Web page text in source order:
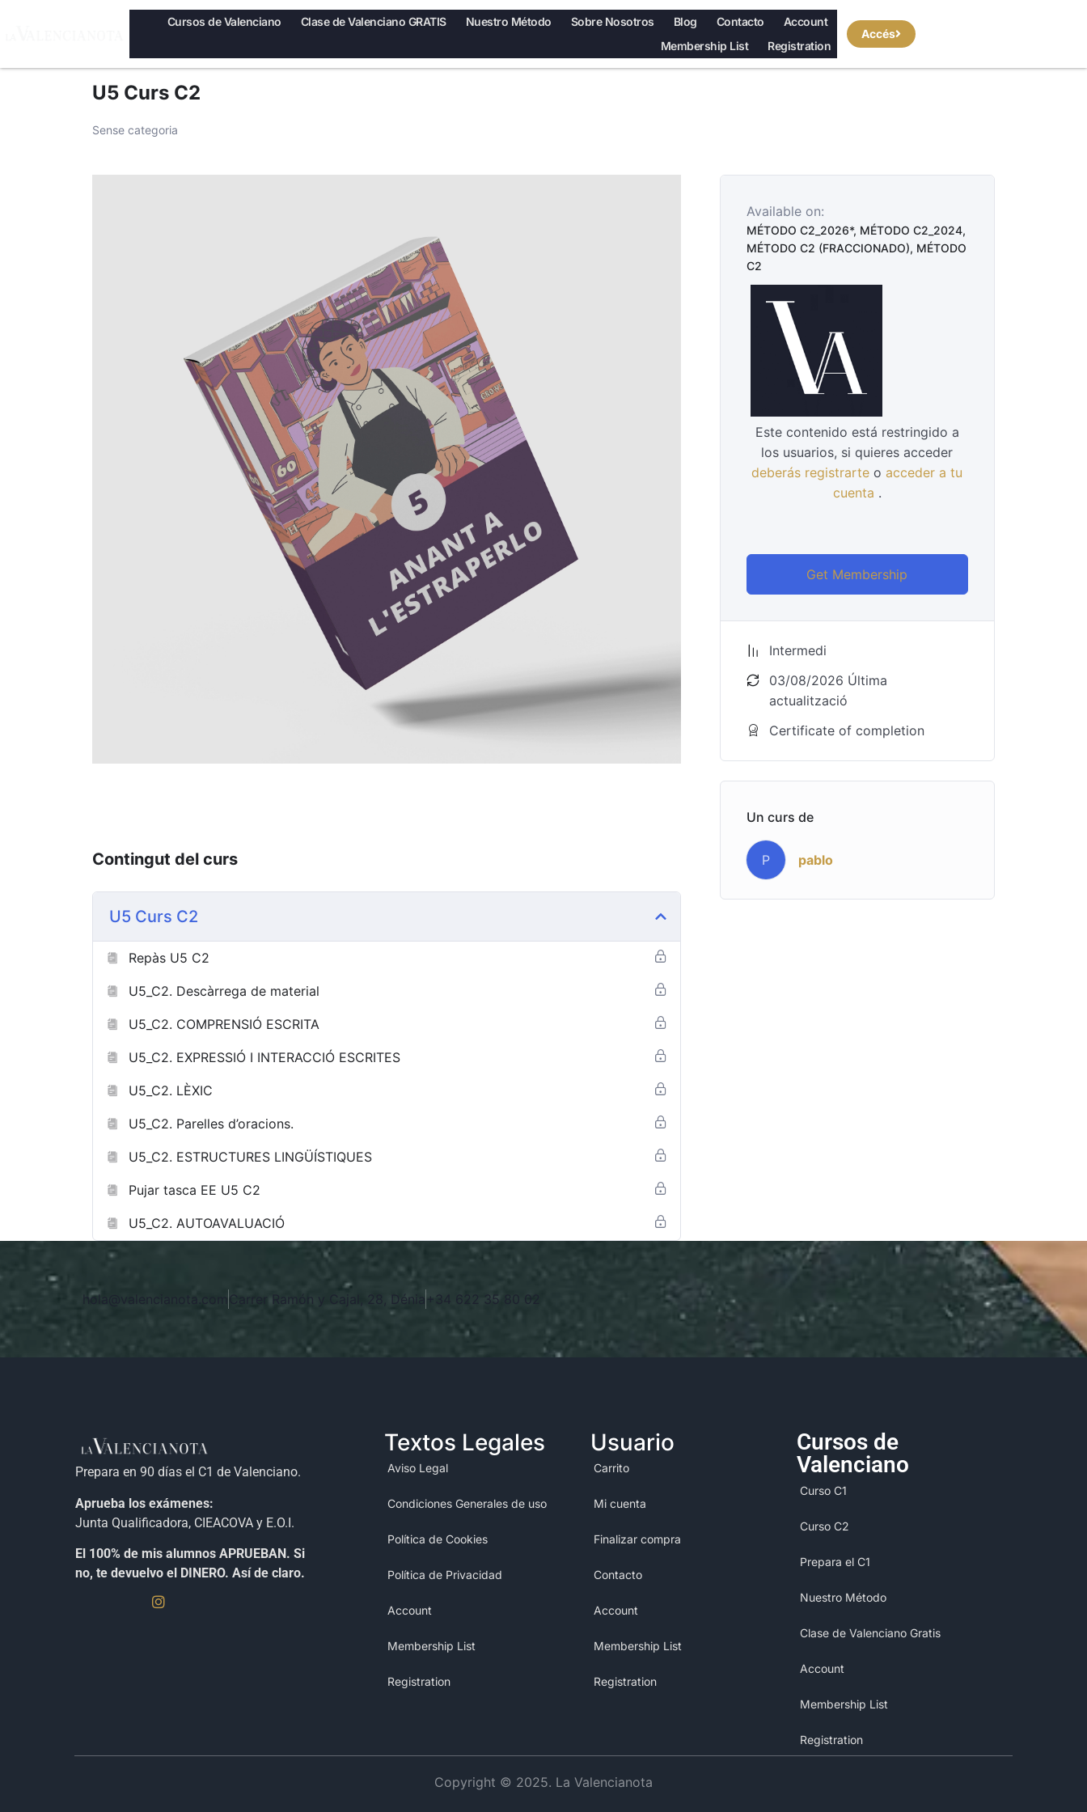
Cursos de Valenciano Clase de Valenciano GRATIS Nuestro Método Sobre Nosotros Blog Contacto
Account
Membership List
Registration
Accés
U5 Curs C2
Sense categoria
Contingut del curs
U5 Curs C2
Repàs U5 C2
U5_C2. Descàrrega de material
U5_C2. COMPRENSIÓ ESCRITA
U5_C2. EXPRESSIÓ I INTERACCIÓ ESCRITES
U5_C2. LÈXIC
U5_C2. Parelles d’oracions.
U5_C2. ESTRUCTURES LINGÜÍSTIQUES
Pujar tasca EE U5 C2
U5_C2. AUTOAVALUACIÓ
Available on:
MÉTODO C2_2026*, MÉTODO C2_2024,
MÉTODO C2 (FRACCIONADO), MÉTODO
C2
Este contenido está restringido a
los usuarios, si quieres acceder
deberás registrarte oacceder a tu
cuenta .
Get Membership
Intermedi
03/08/2026 Última
actualització
Certificate of completion
Un curs de
P pablo
hola@valencianota.com Carrer Ramón y Cajal, 28, Dénia +34 622 35 80 02
Prepara en 90 días el C1 de Valenciano.
Aprueba los exámenes:
Junta Qualificadora, CIEACOVA y E.O.I.
El 100% de mis alumnos APRUEBAN. Si
no, te devuelvo el DINERO. Así de claro.
Textos Legales​
Aviso Legal
Condiciones Generales de uso
Política de Cookies
Política de Privacidad
Account
Membership List
Registration
Usuario​
Carrito
Mi cuenta
Finalizar compra
Contacto
Account
Membership List
Registration
Cursos de
Valenciano​
Curso C1
Curso C2
Prepara el C1
Nuestro Método
Clase de Valenciano Gratis
Account
Membership List
Registration
Copyright © 2025. La Valencianota